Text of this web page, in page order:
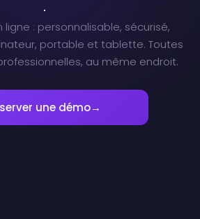
: personnalisable, sécurisé,
portable et tablette. Toutes
au même endroit.
une démo→